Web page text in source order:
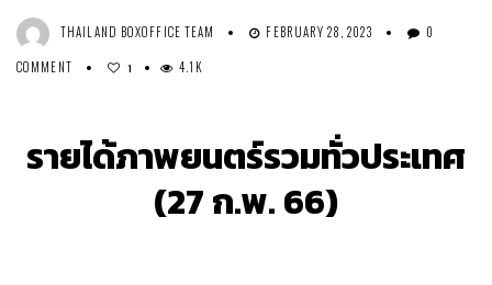
THAILAND BOXOFFICE TEAM FEBRUARY 28, 2023
0
COMMENT
1 4.1K
รายได้ภาพยนตร์รวมทั่วประเทศ
(27 ก.พ. 66)